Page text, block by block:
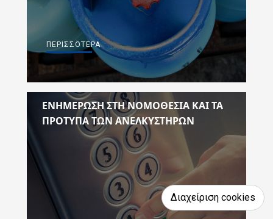
ΠΕΡΙΣΣΌΤΕΡΑ
ΕΝΗΜΕΡΩΣΗ ΣΤΗ ΝΟΜΟΘΕΣΙΑ ΚΑΙ ΤΑ
ΠΡΟΤΥΠΑ ΤΩΝ ΑΝΕΛΚΥΣΤΗΡΩΝ
Διαχείριση cookies